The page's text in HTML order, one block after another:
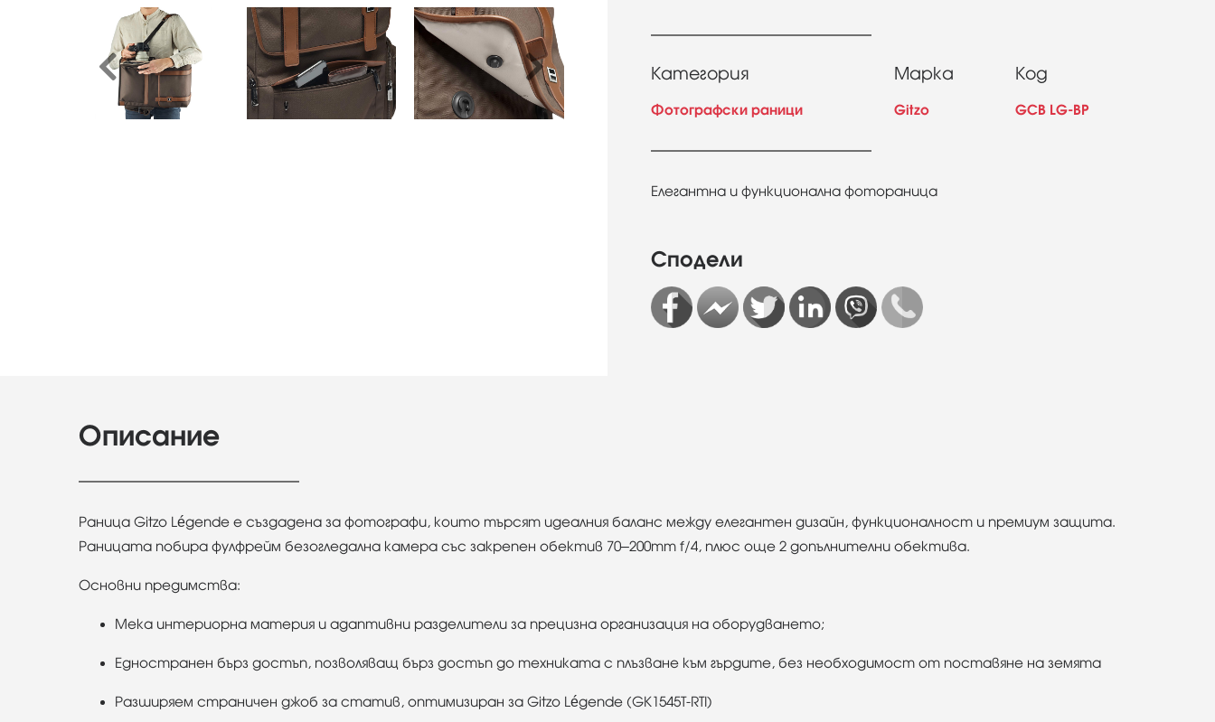
Категория
Фотографски раници
Марка
Gitzo
Код
GCB LG-BP
Елегантна и функционална фотораница
Сподели
Описание
Раница Gitzo Légende е създадена за фотографи, които търсят идеалния баланс между елегантен дизайн, функционалност и премиум защита.
Раницата побира фулфрейм безогледална камера със закрепен обектив 70–200mm f/4, плюс още 2 допълнителни обектива.
Основни предимства:
Мека интериорна материя и адаптивни разделители за прецизна организация на оборудването;
Едностранен бърз достъп, позволяващ бърз достъп до техниката с плъзване към гърдите, без необходимост от поставяне на земята
Разширяем страничен джоб за статив, оптимизиран за Gitzo Légende (GK1545T-RTI)